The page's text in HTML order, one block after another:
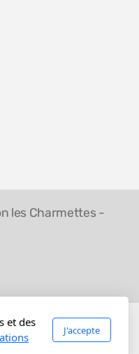
les Charmettes -
et des
J'accepte